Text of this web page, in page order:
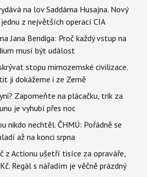
na lov Saddáma Husajna. Nový
z největších operací CIA
Jana Bendiga: Proč každý vstup na
musí být událost
stopu mimozemské civilizace.
ji dokážeme i ze Země
Zapomeňte na plácačku, trik za
je vyhubí přes noc
nikdo nechtěl. ČHMÚ: Pořádně se
až na konci srpna
z Actionu ušetří tisíce za opraváře,
Regál s nářadím je věčně prázdný